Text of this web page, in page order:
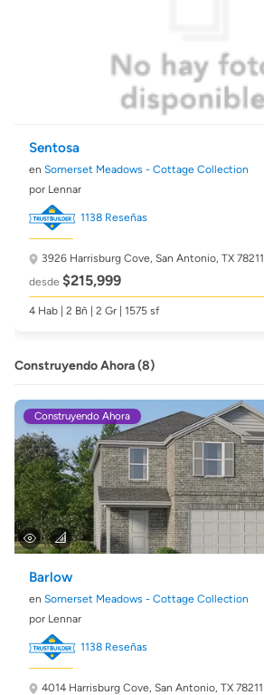
Sentosa
en Somerset Meadows - Cottage Collection
por Lennar
1138 Reseñas
3926 Harrisburg Cove, San Antonio, TX 78211
desde $215,999
4 Hab | 2 Bñ | 2 Gr | 1575 sf
Construyendo Ahora (8)
Construyendo Ahora
Barlow
en Somerset Meadows - Cottage Collection
por Lennar
1138 Reseñas
4014 Harrisburg Cove, San Antonio, TX 78211